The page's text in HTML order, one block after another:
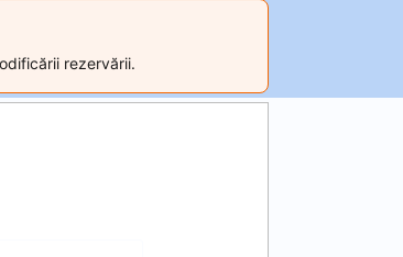
rezervării.